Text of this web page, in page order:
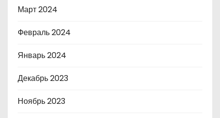
Март 2024
Февраль 2024
Январь 2024
Декабрь 2023
Ноябрь 2023